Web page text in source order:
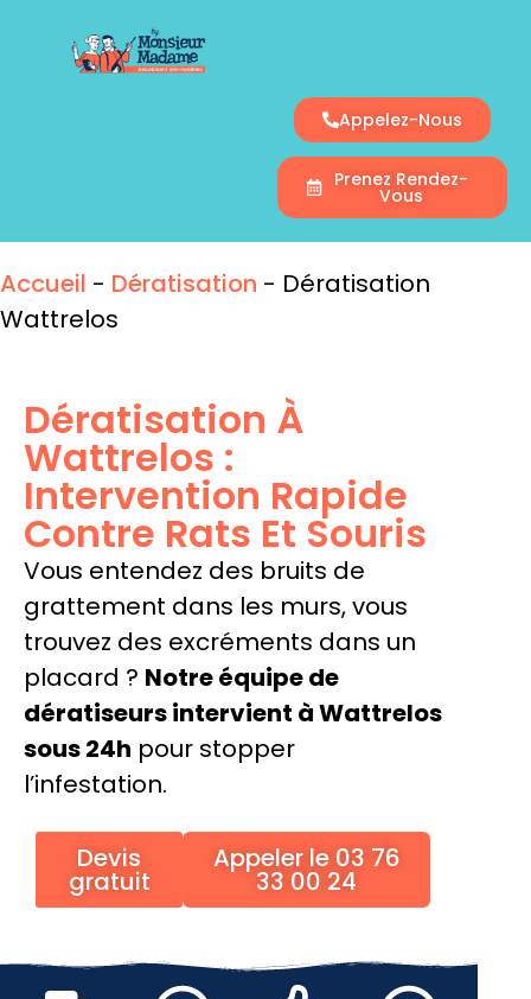
Appelez-Nous
Prenez Rendez-
Vous
Accueil - Dératisation - Dératisation
Wattrelos
Dératisation À
Wattrelos :
Intervention Rapide
Contre Rats Et Souris
Vous entendez des bruits de
grattement dans les murs, vous
trouvez des excréments dans un
placard ? Notre équipe de
dératiseurs intervient à Wattrelos
sous 24h pour stopper
l’infestation.
Devis
gratuit
Appeler le 03 76
33 00 24